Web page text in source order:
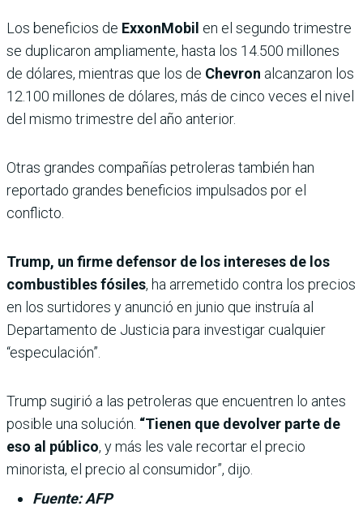
Los beneficios de ExxonMobil en el segundo trimestre
se duplicaron ampliamente, hasta los 14.500 millones
de dólares, mientras que los de Chevron alcanzaron los
12.100 millones de dólares, más de cinco veces el nivel
del mismo trimestre del año anterior.
Otras grandes compañías petroleras también han
reportado grandes beneficios impulsados ​​por el
conflicto.
Trump, un firme defensor de los intereses de los
combustibles fósiles, ha arremetido contra los precios
en los surtidores y anunció en junio que instruía al
Departamento de Justicia para investigar cualquier
“especulación”.
Trump sugirió a las petroleras que encuentren lo antes
posible una solución. “Tienen que devolver parte de
eso al público, y más les vale recortar el precio
minorista, el precio al consumidor”, dijo.
Fuente: AFP